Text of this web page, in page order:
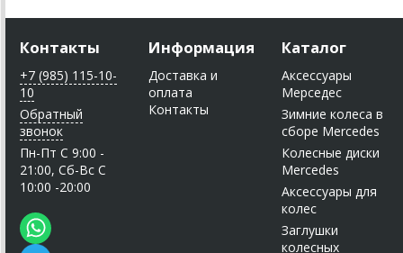
Контакты
+7 (985) 115-10-
10
Обратный
звонок
Пн-Пт C 9:00 -
21:00, Сб-Вс С
10:00 -20:00
Информация
Доставка и
оплата
Контакты
Каталог
Аксессуары
Мерседес
Зимние колеса в
сборе Mercedes
Колесные диски
Mercedes
Аксессуары для
колес
Заглушки
колесных